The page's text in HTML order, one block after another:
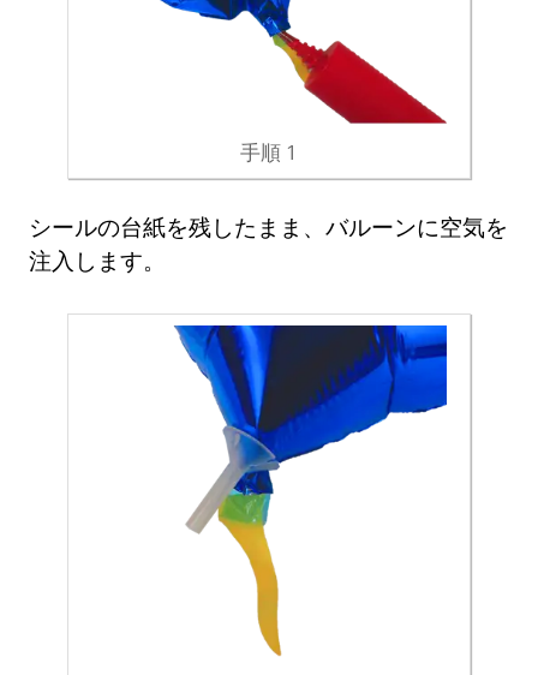
手順 1
シールの台紙を残したまま、バルーンに空気を
注入します。